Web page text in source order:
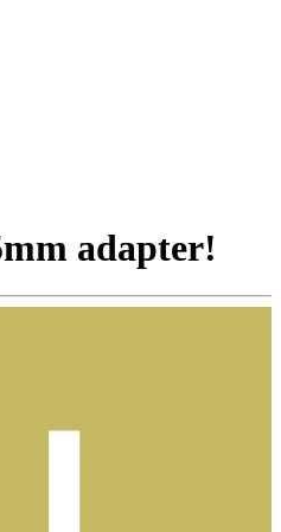
adapter!